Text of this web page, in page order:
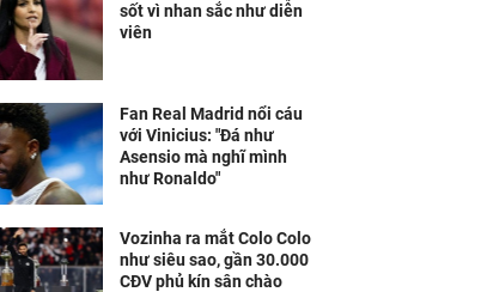
sốt vì nhan sắc như diễn
viên
Fan Real Madrid nổi cáu
với Vinicius: "Đá như
Asensio mà nghĩ mình
như Ronaldo"
Vozinha ra mắt Colo Colo
như siêu sao, gần 30.000
CĐV phủ kín sân chào